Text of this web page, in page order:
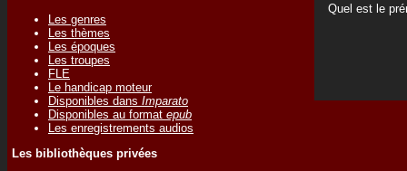
Les genres
Les thèmes
Les époques
Les troupes
FLE
Le handicap moteur
Disponibles dans Imparato
Disponibles au format epub
Les enregistrements audios
Les bibliothèques privées
Quel est le